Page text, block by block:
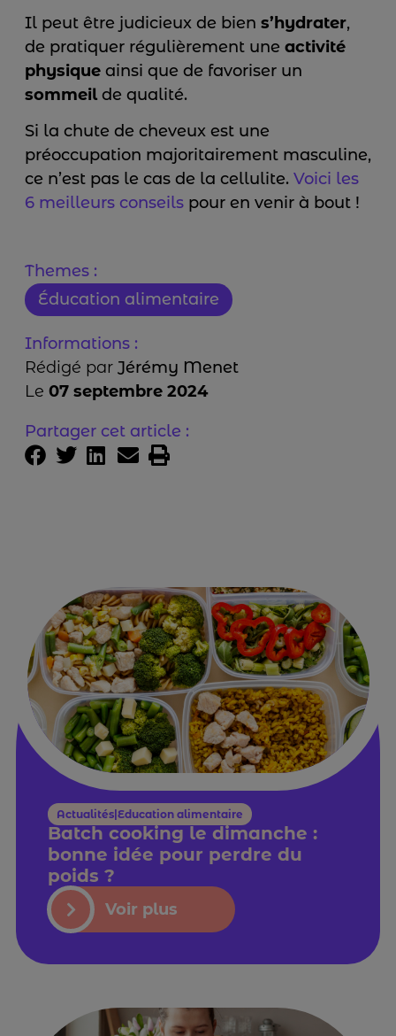
Il peut être judicieux de bien s’hydrater,
de pratiquer régulièrement une activité
physique ainsi que de favoriser un
sommeil de qualité.
Si la chute de cheveux est une
préoccupation majoritairement masculine,
ce n’est pas le cas de la cellulite. Voici les
6 meilleurs conseils pour en venir à bout !
Themes :
Éducation alimentaire
Informations :
Rédigé par Jérémy Menet
Le 07 septembre 2024
Partager cet article :
Actualités|Education alimentaire
Batch cooking le dimanche :
bonne idée pour perdre du
poids ?
Voir plus